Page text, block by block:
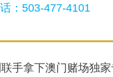
：503-477-4101
手拿下澳门赌场独